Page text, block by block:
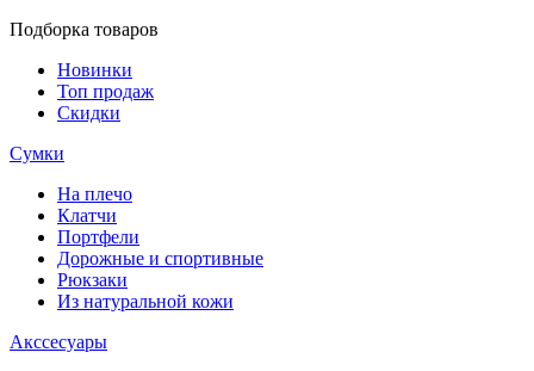
Подборка товаров
Новинки
Топ продаж
Скидки
Сумки
На плечо
Клатчи
Портфели
Дорожные и спортивные
Рюкзаки
Из натуральной кожи
Акссесуары